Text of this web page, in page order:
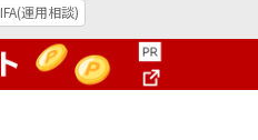
IFA(運用相談)